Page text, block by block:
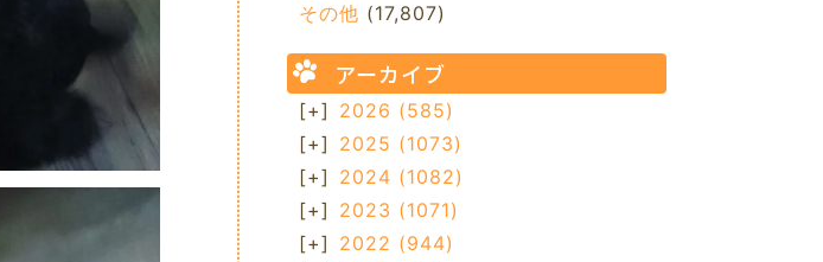
その他 (17,807)
アーカイブ
[+] 2026 (585)
[+] 2025 (1073)
[+] 2024 (1082)
[+] 2023 (1071)
[+] 2022 (944)